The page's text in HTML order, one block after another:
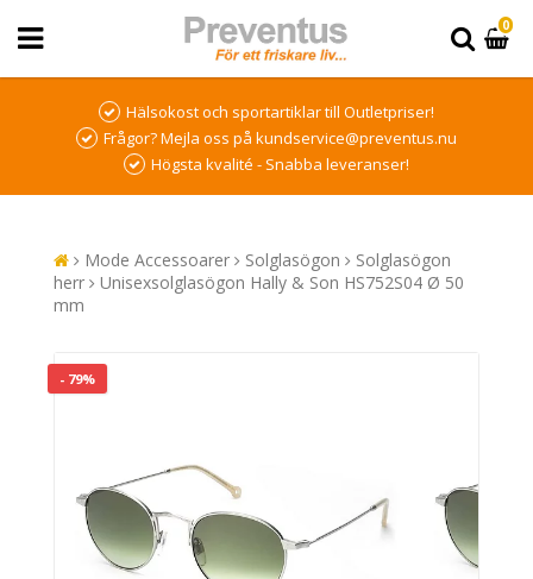
0
Hälsokost och sportartiklar till Outletpriser!
Frågor? Mejla oss på kundservice@preventus.nu
Högsta kvalité - Snabba leveranser!
Mode Accessoarer Solglasögon
Solglasögon
herr
Unisexsolglasögon Hally & Son HS752S04 Ø 50
mm
- 79%